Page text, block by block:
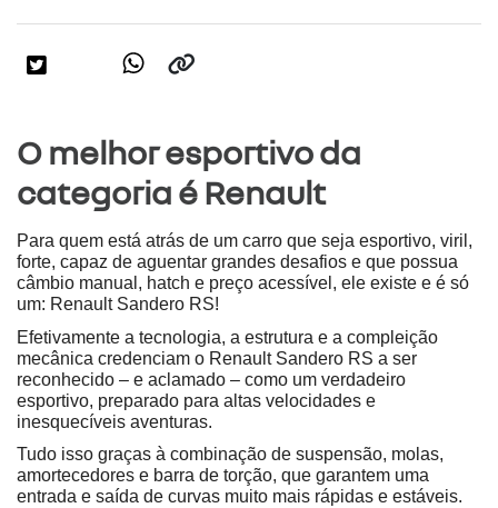
O melhor esportivo da
categoria é Renault
Para quem está atrás de um carro que seja esportivo, viril,
forte, capaz de aguentar grandes desafios e que possua
câmbio manual, hatch e preço acessível, ele existe e é só
um: Renault Sandero RS!
Efetivamente a tecnologia, a estrutura e a compleição
mecânica credenciam o Renault Sandero RS a ser
reconhecido – e aclamado – como um verdadeiro
esportivo, preparado para altas velocidades e
inesquecíveis aventuras.
Tudo isso graças à combinação de suspensão, molas,
amortecedores e barra de torção, que garantem uma
entrada e saída de curvas muito mais rápidas e estáveis.